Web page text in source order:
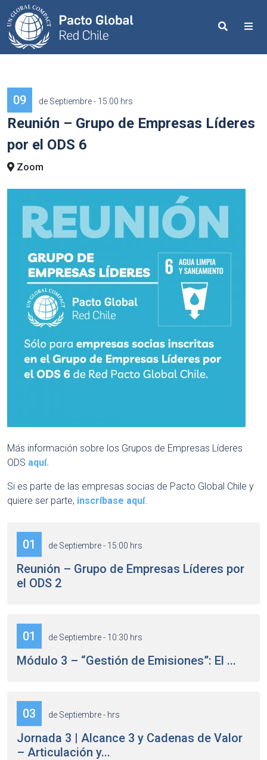
Search
09 de Septiembre - 15:00 hrs
Reunión – Grupo de Empresas Líderes
por el ODS 6
Zoom
Más información sobre los Grupos de Empresas Líderes
ODS aquí.
Si es parte de las empresas socias de Pacto Global Chile y
quiere ser parte, inscríbase aquí.
01 de Septiembre - 15:00 hrs
Reunión – Grupo de Empresas Líderes por
el ODS 2
01 de Septiembre - 10:30 hrs
Módulo 3 – “Gestión de Emisiones”: El ...
03 de Septiembre - hrs
Jornada 3 | Alcance 3 y Cadenas de Valor
– Articulación y...